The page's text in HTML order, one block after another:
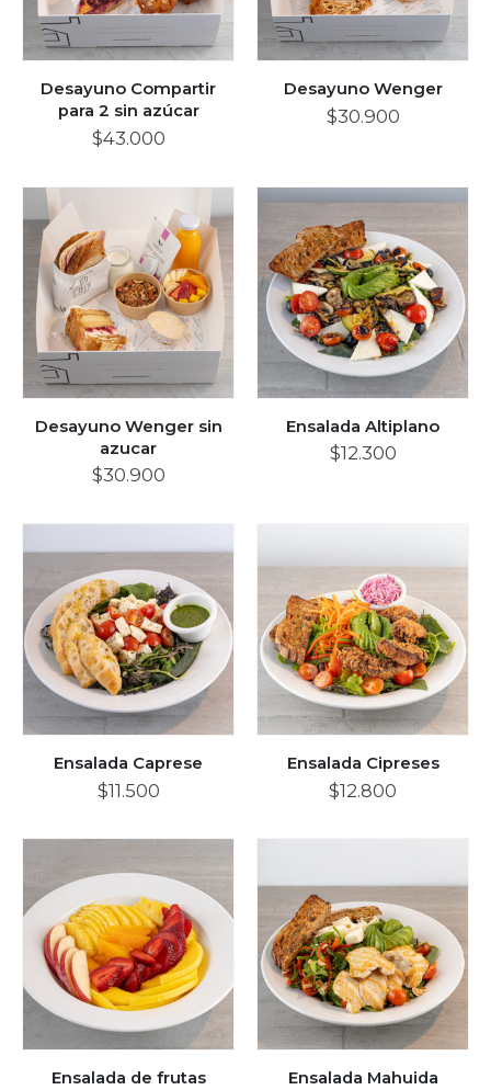
Desayuno Compartir
para 2 sin azúcar
$43.000
Desayuno Wenger
$30.900
Desayuno Wenger sin
azucar
$30.900
Ensalada Altiplano
$12.300
Ensalada Caprese
$11.500
Ensalada Cipreses
$12.800
Ensalada de frutas Ensalada Mahuida